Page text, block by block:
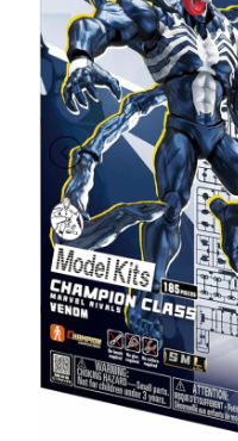
PUZZLE
SYLVANIAN
FAMILY
VALIGERIA-
BORSETTE
BRAND